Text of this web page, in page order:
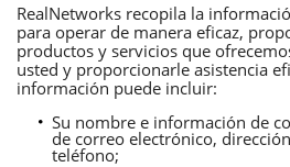
RealNetworks recopila la
para operar de manera eficaz,
productos y servicios que
usted y proporcionarle asistencia
información puede incluir:
Su nombre e información de
de correo electrónico,
teléfono;